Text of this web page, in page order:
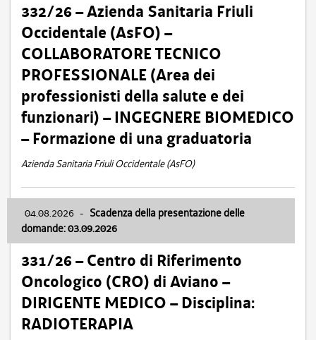
332/26 – Azienda Sanitaria Friuli
Occidentale (AsFO) –
COLLABORATORE TECNICO
PROFESSIONALE (Area dei
professionisti della salute e dei
funzionari) – INGEGNERE BIOMEDICO
– Formazione di una graduatoria
Azienda Sanitaria Friuli Occidentale (AsFO)
04.08.2026 - Scadenza della presentazione delle
domande: 03.09.2026
331/26 – Centro di Riferimento
Oncologico (CRO) di Aviano –
DIRIGENTE MEDICO – Disciplina:
RADIOTERAPIA